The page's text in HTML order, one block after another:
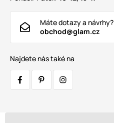
Máte dotazy a návrhy?
obchod@glam.cz
Najdete nás také na